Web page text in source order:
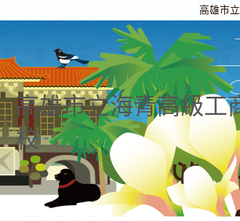
高雄市
高雄市立海青高級工
校